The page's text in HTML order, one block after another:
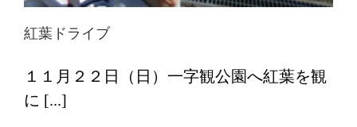
紅葉ドライブ
１１月２２日（日）一字観公園へ紅葉を観
に [...]